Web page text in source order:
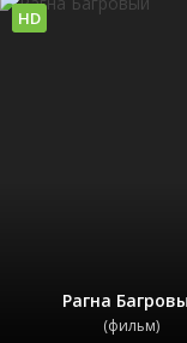
Рагна
(фильм)
HD